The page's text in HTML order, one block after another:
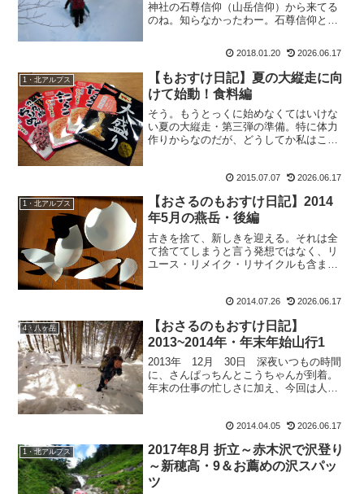
神社の石尊信仰（山岳信仰）から来てる
のね。知らなかったわー。石尊信仰とは
もおすけ日記でございます。さあ、本日
は楽しい＆苦行だった八ヶ...
2018.01.20 2026.06.17
1・北アルプス
【もおすけ日記】夏の大縦走に向
けて始動！食料編
そう。もうとっくに始めなくてはいけな
い夏の大縦走・第三弾の準備。特に体力
作りからなのだが、どうしてか私はこっ
お世話になります。因みに去年は「超ふ
りかけ」だったが、今年は...
2015.07.07 2026.06.17
1・北アルプス
【おさるのもおすけ日記】2014
年5月の燕岳・後編
古きを捨て、新しきを迎える。それは全
て捨ててしまうと言う発想ではなく、リ
ユース・リメイク・リサイクルも含まれ
松本に移住する時に買った、ルームラン
2014.07.26 2026.06.17
4・八ヶ岳
【おさるのもおすけ日記】
2013~2014年・年末年始山行1
2013年 12月 30日 深夜いつもの時間
に、さんぱっちんとこうちゃんが到着。
年末の仕事の忙しさに加え、今回は人数
御馳走食べたいじゃない。だから野菜も
の＆おつまみの買出...
2014.04.05 2026.06.17
1・北アルプス
2017年8月 折立～赤木沢で沢登り
～新穂高・9＆お薦めの沢スパッ
ツ